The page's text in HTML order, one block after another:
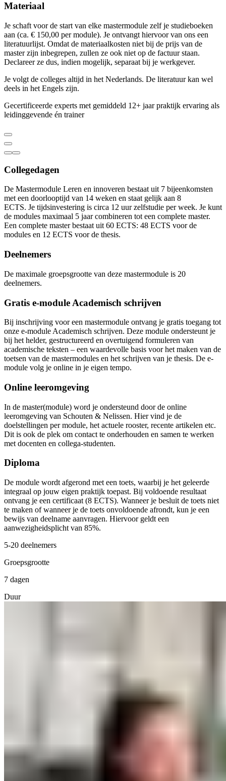
Materiaal
Je schaft voor de start van elke mastermodule zelf je studieboeken
aan (ca. € 150,00 per module). Je ontvangt hiervoor van ons een
literatuurlijst. Omdat de materiaalkosten niet bij de prijs van de
master zijn inbegrepen, zullen ze ook niet op de factuur staan.
Declareer ze dus, indien mogelijk, separaat bij je werkgever.
Je volgt de colleges altijd in het Nederlands. De literatuur kan wel
deels in het Engels zijn.
Gecertificeerde experts met gemiddeld 12+ jaar praktijk ervaring als
leidinggevende én trainer
Collegedagen
De Mastermodule Leren en innoveren bestaat uit 7 bijeenkomsten
met een doorlooptijd van 14 weken en staat gelijk aan 8
ECTS. Je tijdsinvestering is circa 12 uur zelfstudie per week. Je kunt
de modules maximaal 5 jaar combineren tot een complete master.
Een complete master bestaat uit 60 ECTS: 48 ECTS voor de
modules en 12 ECTS voor de thesis.
Deelnemers
De maximale groepsgrootte van deze mastermodule is 20
deelnemers.
Gratis e-module Academisch schrijven
Bij inschrijving voor een mastermodule ontvang je gratis toegang tot
onze e-module Academisch schrijven. Deze module ondersteunt je
bij het helder, gestructureerd en overtuigend formuleren van
academische teksten – een waardevolle basis voor het maken van de
toetsen van de mastermodules en het schrijven van je thesis. De e-
module volg je online in je eigen tempo.
Online leeromgeving
In de master(module) word je ondersteund door de online
leeromgeving van Schouten & Nelissen. Hier vind je de
doelstellingen per module, het actuele rooster, recente artikelen etc.
Dit is ook de plek om contact te onderhouden en samen te werken
met docenten en collega-studenten.
Diploma
De module wordt afgerond met een toets, waarbij je het geleerde
integraal op jouw eigen praktijk toepast. Bij voldoende resultaat
ontvang je een certificaat (8 ECTS). Wanneer je besluit de toets niet
te maken of wanneer je de toets onvoldoende afrondt, kun je een
bewijs van deelname aanvragen. Hiervoor geldt een
aanwezigheidsplicht van 85%.
5-20 deelnemers
Groepsgrootte
7 dagen
Duur